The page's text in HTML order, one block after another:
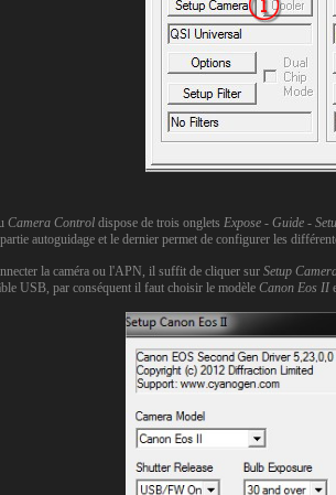
Camera Control dispose de trois onglets Expose - Guide -
autoguidage et le dernier permet de configurer les
la caméra ou l'APN, il suffit de cliquer sur Setup
USB, par conséquent il faut choisir le modèle Canon Eos II